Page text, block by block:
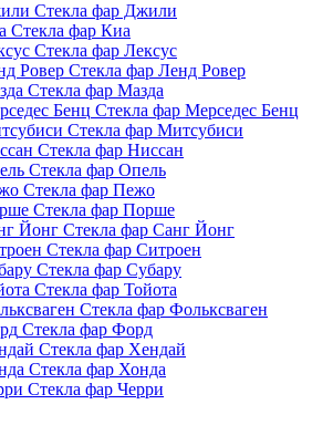
Стекла фар Джили
Стекла фар Киа
Стекла фар Лексус
Стекла фар Ленд Ровер
Стекла фар Мазда
Стекла фар Мерседес Бенц
Стекла фар Митсубиси
Стекла фар Ниссан
Стекла фар Опель
Стекла фар Пежо
Стекла фар Порше
Стекла фар Санг Йонг
Стекла фар Ситроен
Стекла фар Субару
Стекла фар Тойота
Стекла фар Фольксваген
Стекла фар Форд
Стекла фар Хендай
Стекла фар Хонда
Стекла фар Черри